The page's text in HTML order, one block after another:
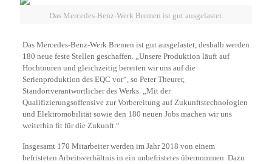
Das Mercedes-Benz-Werk Bremen ist gut ausgelastet.
Das Mercedes-Benz-Werk Bremen ist gut ausgelastet, deshalb werden
180 neue feste Stellen geschaffen. „Unsere Produktion läuft auf
Hochtouren und gleichzeitig bereiten wir uns auf die
Serienproduktion des EQC vor“, so Peter Theurer,
Standortverantwortlicher des Werks. „Mit der
Qualifizierungsoffensive zur Vorbereitung auf Zukunftstechnologien
und Elektromobilität sowie den 180 neuen Jobs machen wir uns
weiterhin fit für die Zukunft.“
Insgesamt 170 Mitarbeiter werden im Jahr 2018 von einem
befristeten Arbeitsverhältnis in ein unbefristetes übernommen. Dazu